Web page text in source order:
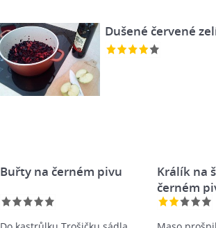
Dušené červené
Buřty na černém pivu
Králík na
černém